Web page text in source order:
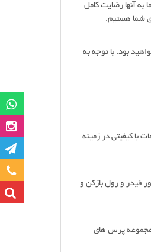
به آنها رضایت کامل
شما هستیم.
بود. با توجه به
با کیفیتی در زمینه
فیدر و رول بازکن و
تن می باشد. با استفاده از این مجموعه پرس های